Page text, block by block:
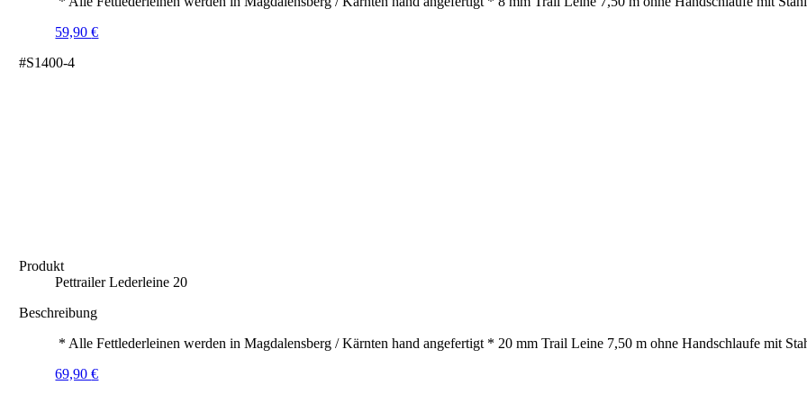
59,90€
#S1400-4
Produkt
Pettrailer Lederleine 20
Beschreibung
* Alle Fettlederleinen werden in Magdalensberg / Kärnten hand angefertigt * 20 mm Trail Leine 7,50 m ohne Handschlaufe mit
69,90€